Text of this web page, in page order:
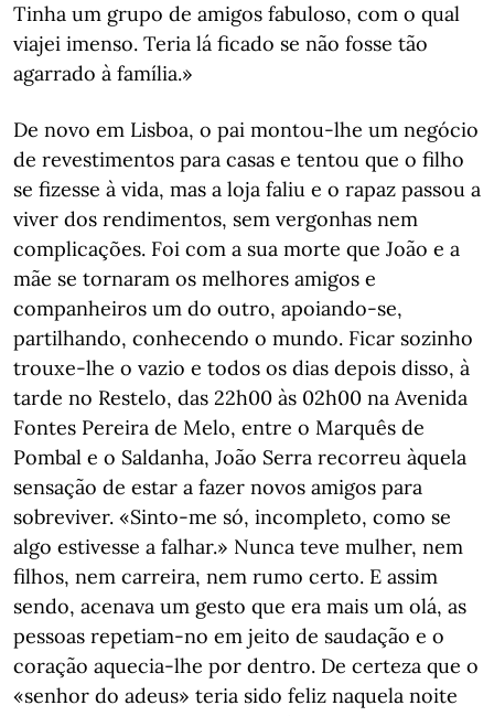
Tinha um grupo de amigos fabuloso, com o qual
viajei imenso. Teria lá ficado se não fosse tão
agarrado à família.»
De novo em Lisboa, o pai montou-lhe um negócio
de revestimentos para casas e tentou que o filho
se fizesse à vida, mas a loja faliu e o rapaz passou a
viver dos rendimentos, sem vergonhas nem
complicações. Foi com a sua morte que João e a
mãe se tornaram os melhores amigos e
companheiros um do outro, apoiando-se,
partilhando, conhecendo o mundo. Ficar sozinho
trouxe-lhe o vazio e todos os dias depois disso, à
tarde no Restelo, das 22h00 às 02h00 na Avenida
Fontes Pereira de Melo, entre o Marquês de
Pombal e o Saldanha, João Serra recorreu àquela
sensação de estar a fazer novos amigos para
sobreviver. «Sinto-me só, incompleto, como se
algo estivesse a falhar.» Nunca teve mulher, nem
filhos, nem carreira, nem rumo certo. E assim
sendo, acenava um gesto que era mais um olá, as
pessoas repetiam-no em jeito de saudação e o
coração aquecia-lhe por dentro. De certeza que o
«senhor do adeus» teria sido feliz naquela noite